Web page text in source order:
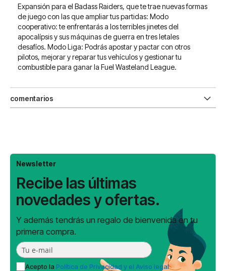
Expansión para el Badass Raiders, que te trae nuevas formas
de juego con las que ampliar tus partidas: Modo
cooperativo: te enfrentarás a los terribles jinetes del
apocalípsis y sus máquinas de guerra en tres letales
desafíos. Modo Liga: Podrás apostar y pactar con otros
pilotos, mejorar y reparar tus vehículos y gestionar tu
combustible para ganar la Fuel Wasteland League.
comentarios
Newsletter
Recibe las últimas
novedades y ofertas.
Y además tendrás un regalo de bienvenida en tu
primera compra.
Acepto la Política de Privacidad y el Aviso legal